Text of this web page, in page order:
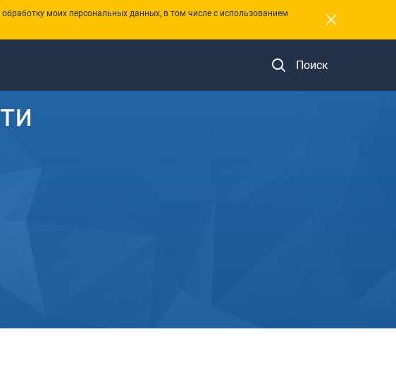
моих персональных данных, в том числе с использованием
×
Поиск